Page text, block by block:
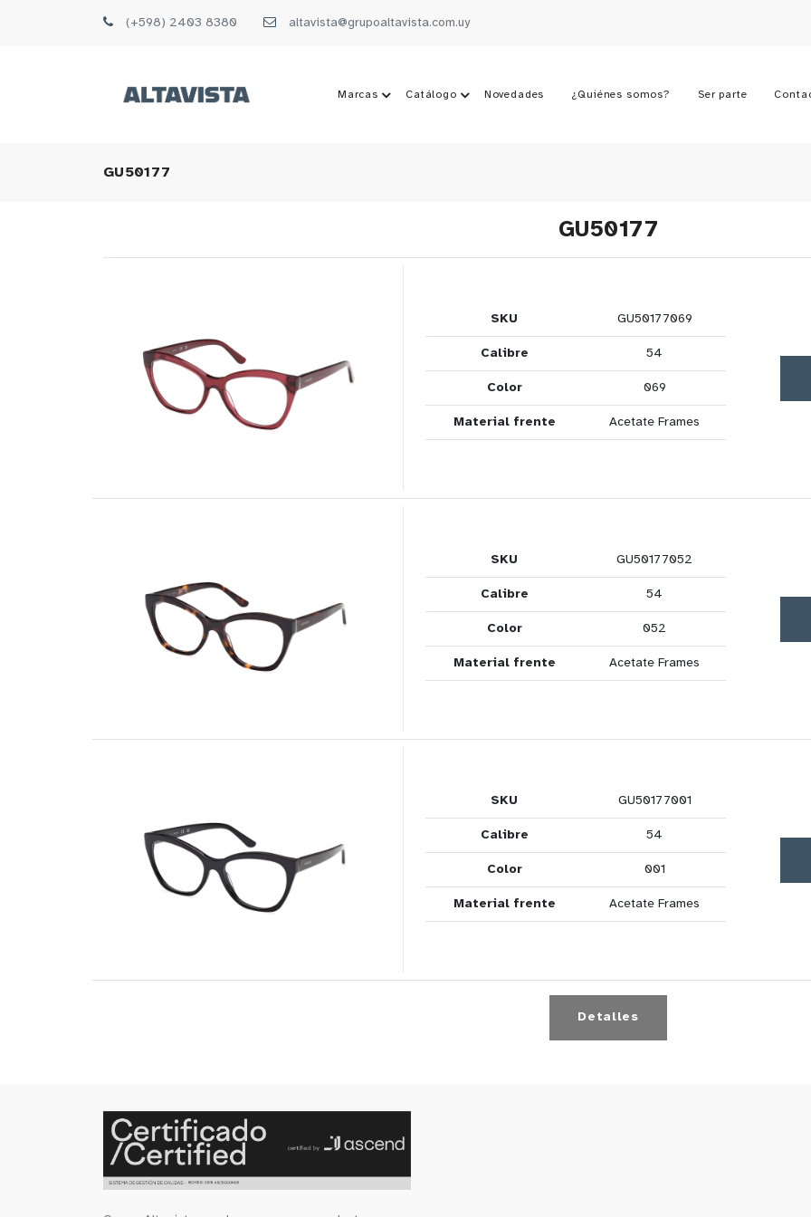
(+598) 2403 8380 altavista@grupoaltavista.com.uy
Marcas Catálogo Novedades ¿Quiénes somos? Ser parte
GU50177
GU50177
SKU GU50177069
Calibre 54
Color 069
Material frente Acetate Frames
SKU GU50177052
Calibre 54
Color 052
Material frente Acetate Frames
SKU GU50177001
Calibre 54
Color 001
Material frente Acetate Frames
Detalles